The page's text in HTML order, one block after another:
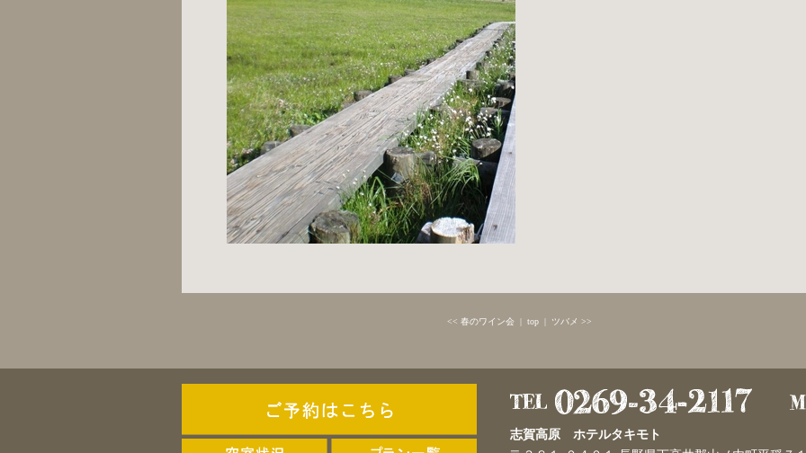
<< 春のワイン会| top| ツバメ >>
志賀高原 ホテルタキモト